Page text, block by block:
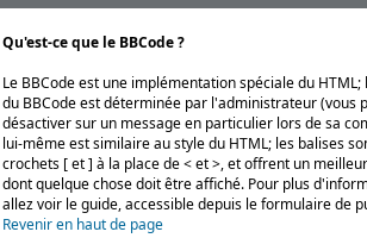
Qu'est-ce que le BBCode ?
Le BBCode est une implémentation spéciale du
du BBCode est déterminée par l'administrateur (vous
désactiver sur un message en particulier lors de sa
lui-même est similaire au style du HTML; les balises
crochets [ et ] à la place de < et >, et offrent un
dont quelque chose doit être affiché. Pour plus
allez voir le guide, accessible depuis le formulaire de
Revenir en haut de page